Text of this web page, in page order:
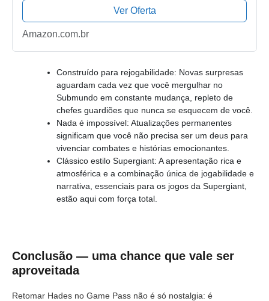
Ver Oferta
Amazon.com.br
Construído para rejogabilidade: Novas surpresas
aguardam cada vez que você mergulhar no
Submundo em constante mudança, repleto de
chefes guardiões que nunca se esquecem de você.
Nada é impossível: Atualizações permanentes
significam que você não precisa ser um deus para
vivenciar combates e histórias emocionantes.
Clássico estilo Supergiant: A apresentação rica e
atmosférica e a combinação única de jogabilidade e
narrativa, essenciais para os jogos da Supergiant,
estão aqui com força total.
Conclusão — uma chance que vale ser
aproveitada
Retomar Hades no Game Pass não é só nostalgia: é